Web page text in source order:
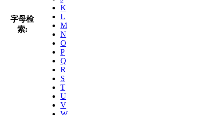
字母检
索:
K
L
M
N
O
P
Q
R
S
T
U
V